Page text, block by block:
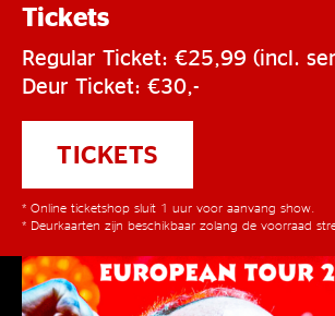
Tickets
Regular Ticket: €25,99 (incl.
Deur Ticket: €30,-
TICKETS
* Online ticketshop sluit 1 uur voor aanvang show.
* Deurkaarten zijn beschikbaar zolang de voorraad